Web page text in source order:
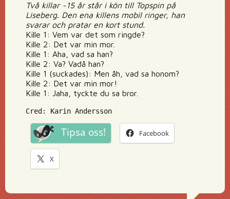
Två killar ~15 år står i kön till Topspin på
Liseberg. Den ena killens mobil ringer, han
svarar och pratar en kort stund.
Kille 1: Vem var det som ringde?
Kille 2: Det var min mor.
Kille 1: Aha, vad sa han?
Kille 2: Va? Vadå han?
Kille 1 (suckades): Men åh, vad sa honom?
Kille 2: Det var min mor!
Kille 1: Jaha, tyckte du sa bror.
Cred: Karin Andersson
Tipsa oss! Facebook
X